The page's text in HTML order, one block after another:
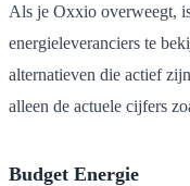
Als je Oxxio overweegt,
energieleveranciers te
alternatieven die actief
alleen de actuele cijfers
Budget Energie